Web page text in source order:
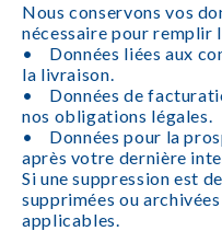
Nous conservons vos
nécessaire pour remplir
• Données liées aux
la livraison.
• Données de
nos obligations légales.
• Données pour la
après votre dernière
Si une suppression est
supprimées ou
applicables.